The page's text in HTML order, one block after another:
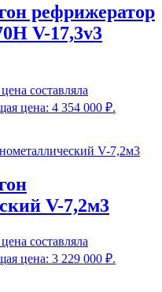
рефрижератор
V-17,3v3
составляла
цена: 4 354 000 ₽.
V-7,2м3
составляла
цена: 3 229 000 ₽.